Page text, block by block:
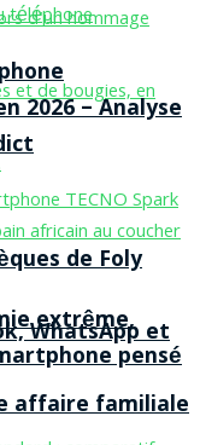
de Foly
WhatsApp et
affaire familiale
2026 – Analyse
extrême,
pensé